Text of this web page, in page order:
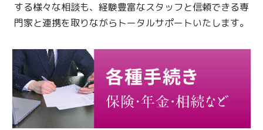
する様々な相談も、 経験豊富なスタッフと信頼できる専
門家と連携を取りながらトータルサポートいたします。